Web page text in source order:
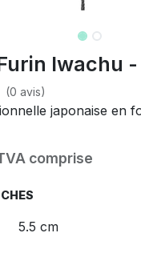
Iwachu
(0 avis)
japonaise en
comprise
5.5 cm